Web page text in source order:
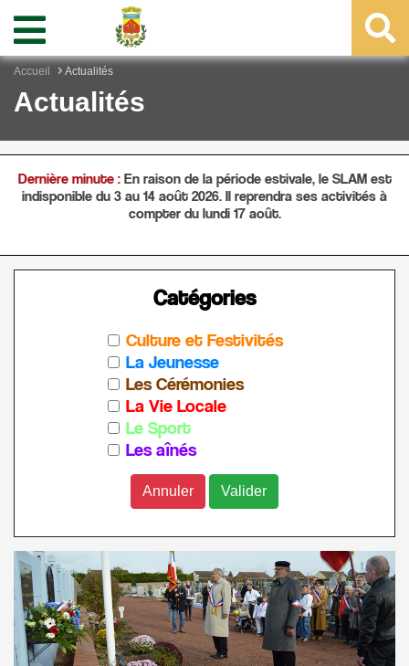
Accueil Actualités
Actualités
Dernière minute :En raison de la période estivale, le SLAM est
indisponible du 3 au 14 août 2026. Il reprendra ses activités à
compter du lundi 17 août.
Catégories
Culture et Festivités
La Jeunesse
Les Cérémonies
La Vie Locale
Le Sport
Les aînés
Annuler